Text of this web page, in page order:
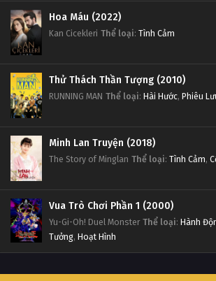
Hoa Máu (2022)
Kan Cicekleri Thể loại: Tình Cảm
Thử Thách Thần Tượng (2010)
RUNNING MAN Thể loại: Hài Hước, Phiêu
Minh Lan Truyện (2018)
The Story of Minglan Thể loại: Tình Cảm,
Vua Trò Chơi Phần 1 (2000)
Yu-Gi-Oh! Duel Monster Thể loại: Hành
Tưởng, Hoạt Hình